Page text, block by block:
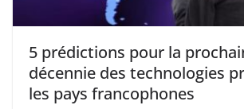
5 prédictions pour la
décennie des technologies
les pays francophones